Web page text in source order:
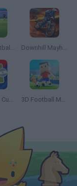
World Football Champions Downhill Mayhem
Mini World Cup 2026 3D Football Mania